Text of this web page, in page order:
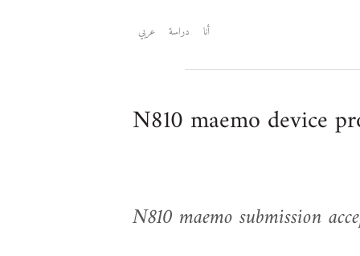
أنا دراسة عربي
N810 maemo device
N810 maemo submission